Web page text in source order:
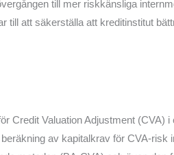
till mer riskkänsliga
att säkerställa att kreditinstitut
Credit Valuation Adjustment (CVA)
av kapitalkrav för CVA-